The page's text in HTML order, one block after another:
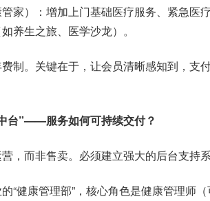
）：增加上门基础医疗服务、紧急医
养生之旅、医学沙龙）。
。关键在于，让会员清晰感知到，支
台”——服务如何可持续交付？
而非售卖。必须建立强大的后台支持系
健康管理部”，核心角色是健康管理师（